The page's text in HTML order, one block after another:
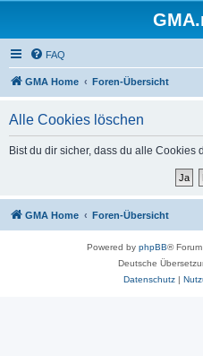
FAQ
GMA Home Foren-Übersicht
Alle Cookies löschen
Bist du dir sicher, dass du alle Cookies
GMA Home Foren-Übersicht
Powered by phpBB®
Deutsche
Datenschutz|